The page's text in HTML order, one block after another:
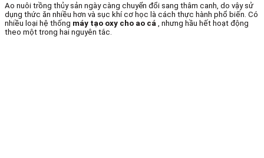
Ao nuôi trồng thủy sản ngày càng chuyển đổi sang thâm canh, do vậy sử
dụng thức ăn nhiều hơn và sục khí cơ học là cách thực hành phổ biến. Có
nhiều loại hệ thống máy tạo oxy cho ao cá
, nhưng hầu hết hoạt động
theo một trong hai nguyên tắc.